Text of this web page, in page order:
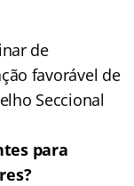
de
favorável de
Seccional
para